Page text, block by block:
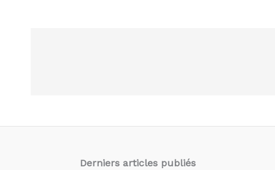
Derniers articles publiés